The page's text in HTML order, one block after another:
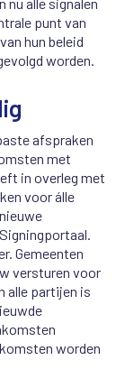
punt van
hun beleid
worden.
afspraken
met
in overleg met
voor álle
nieuwe
Signingportaal
Gemeenten
versturen voor
alle partijen is
worden